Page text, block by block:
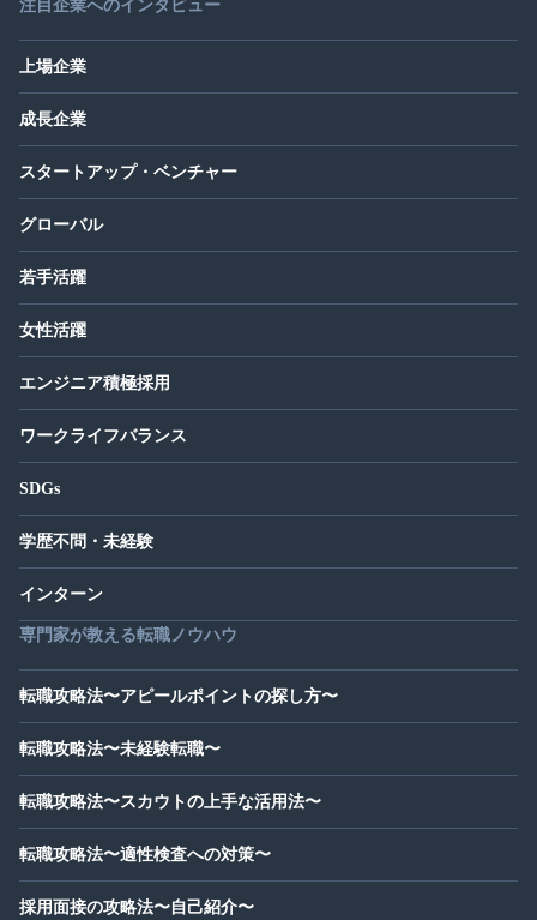
注目企業へのインタビュー
上場企業
成長企業
スタートアップ・ベンチャー
グローバル
若手活躍
女性活躍
エンジニア積極採用
ワークライフバランス
SDGs
学歴不問・未経験
インターン
専門家が教える転職ノウハウ
転職攻略法〜アピールポイントの探し方〜
転職攻略法〜未経験転職〜
転職攻略法〜スカウトの上手な活用法〜
転職攻略法〜適性検査への対策〜
採用面接の攻略法〜自己紹介〜